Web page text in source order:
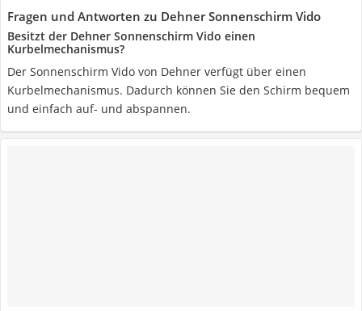
Fragen und Antworten zu Dehner Sonnenschirm Vido
Besitzt der Dehner Sonnenschirm Vido einen
Kurbelmechanismus?
Der Sonnenschirm Vido von Dehner verfügt über einen
Kurbelmechanismus. Dadurch können Sie den Schirm bequem
und einfach auf- und abspannen.